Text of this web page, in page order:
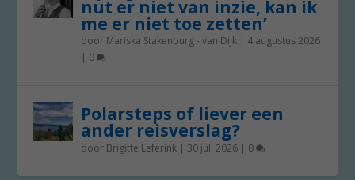
nut er niet van inzie, kan ik
me er niet toe zetten’
door Mariska Stakenburg - van Dijk | 4 augustus 2026
| 0
Polarsteps of liever een
ander reisverslag?
door Brigitte Leferink | 30 juli 2026 | 0